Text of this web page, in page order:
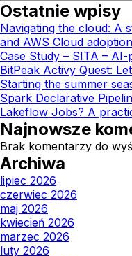
Ostatnie wpisy
Navigating the cloud: A
and AWS Cloud
Case Study – SITA –
BitPeak Activy Quest:
Starting the summer
Spark Declarative
Lakeflow Jobs? A
Najnowsze
Brak komentarzy do
Archiwa
lipiec 2026
czerwiec 2026
maj 2026
kwiecień 2026
marzec 2026
luty 2026